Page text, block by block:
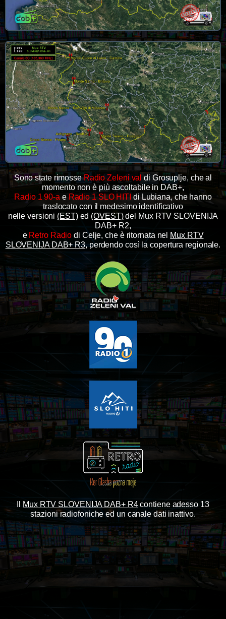
Sono state rimosseRadio Zeleni val di Grosuplje, che al
momento non è più ascoltabile in DAB+,
Radio 1 90-a e Radio 1 SLO HITI di Lubiana, che hanno
traslocato con il medesimo identificativo
nelle versioni (EST)ed (OVEST)del Mux RTV SLOVENIJA
DAB+ R2,
eRetro Radio di Celje, che è ritornata nel Mux RTV
SLOVENIJA DAB+ R3, perdendo così la copertura regionale.
Mux RTV SLOVENIJA DAB+ R4contiene adesso 13
stazioni radiofoniche ed un canale dati inattivo.